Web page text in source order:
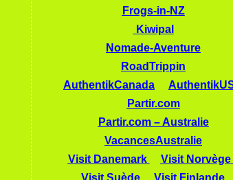
Frogs-in-NZ
Kiwipal
Nomade-Aventure
RoadTrippin
AuthentikCanada
Partir.com
Partir.com – Australie
VacancesAustralie
Visit Danemark
Visit Norvège
Visit Suède
Visit Finlande